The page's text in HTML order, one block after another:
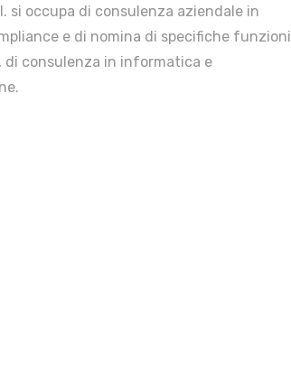
si occupa di consulenza aziendale in
e di nomina di specifiche funzioni
di consulenza in informatica e